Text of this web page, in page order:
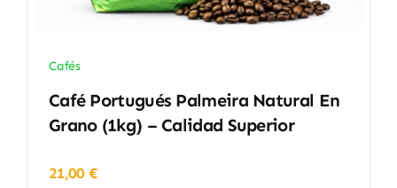
Cafés
Café Portugués Palmeira Natural En
Grano (1kg) – Calidad Superior
21,00 €